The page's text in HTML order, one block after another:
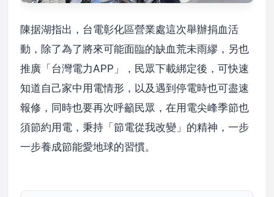
陳据湖指出，台電彰化區營業處這次舉辦捐血活
動，除了為了將來可能面臨的缺血荒未雨繆，另也
推廣「台灣電力APP」，民眾下載綁定後，可快速
知道自己家中用電情形，以及遇到停電時也可盡速
報修，同時也要再次呼籲民眾，在用電尖峰季節也
須節約用電，秉持「節電從我改變」的精神，一步
一步養成節能愛地球的習慣。